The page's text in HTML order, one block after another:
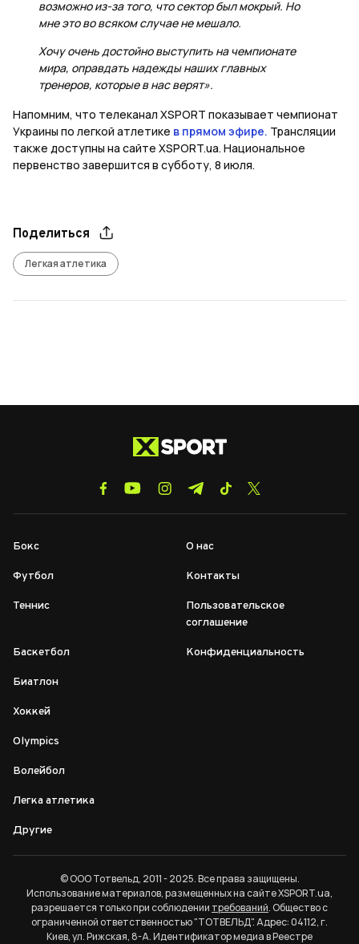
возможно из-за того, что сектор был мокрый. Но
мне это во всяком случае не мешало.
Хочу очень достойно выступить на чемпионате
мира, оправдать надежды наших главных
тренеров, которые в нас верят».
Напомним, что телеканал XSPORT показывает чемпионат
Украины по легкой атлетике в прямом эфире. Трансляции
также доступны на сайте XSPORT.ua. Национальное
первенство завершится в субботу, 8 июля.
Поделиться
Легкая атлетика
Бокс
Футбол
Теннис
Баскетбол
Биатлон
Хоккей
Olympics
Волейбол
Легка атлетика
Другие
О нас
Контакты
Пользовательское
соглашение
Конфиденциальность
© ООО Тотвельд, 2011 - 2025. Все права защищены.
Использование материалов, размещенных на сайте XSPORT.ua,
разрешается только при соблюдении требований. Общество с
ограниченной ответственностью "ТОТВЕЛЬД". Адрес: 04112, г.
Киев, ул. Рижская, 8-А. Идентификатор медиа в Реестре